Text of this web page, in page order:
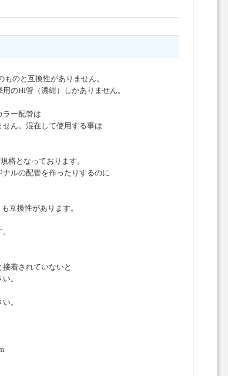
のと互換性がありません。
のHI管（濃紺）しかありません。
ラー配管は
ん。混在して使用する事は
格となっております。
ルの配管を作ったりするのに
互換性があります。
着されていないと
。
。